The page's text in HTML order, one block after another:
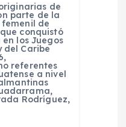
de
parte de la
de
conquistó
los Juegos
del Caribe
referentes
a nivel
Rodríguez,